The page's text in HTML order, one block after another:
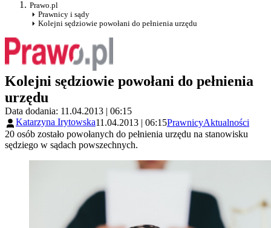
Prawo.pl
Prawnicy i sądy
Kolejni sędziowie powołani do pełnienia urzędu
Kolejni sędziowie powołani do pełnienia
urzędu
Data dodania: 11.04.2013 | 06:15
Katarzyna Irytowska11.04.2013 | 06:15PrawnicyAktualności
20 osób zostało powołanych do pełnienia urzędu na stanowisku
sędziego w sądach powszechnych.